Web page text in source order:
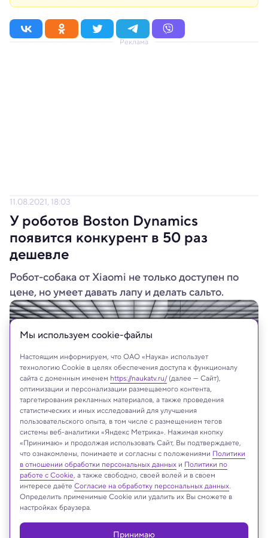
Реклама
11.08.2021, 18:03
У роботов Boston Dynamics
появится конкурент в 50 раз
дешевле
Робот-собака от Xiaomi не только доступен по
цене, но умеет давать лапу и делать сальто.
На сайте могут быть использованы материалы
интернет-ресурсов Facebook и Instagram,
владельцем которых является компания Meta
Platforms Inc., запрещённая на территории
Мы используем сookie-файлы
Принимаю
Настоящим информируем, что ОАО «Наука» использует
технологию Cookie в целях обеспечения доступа к функционалу
сайта с доменным именем https://naukatv.ru/(далее — Сайт),
оптимизации и персонализации размещаемого контента,
таргетирования рекламных материалов, а также проведения
статистических и иных исследований для улучшения
пользовательского опыта, в том числе с размещением тегов
системы веб-аналитики «Яндекс Метрика». Нажимая кнопку
«Принимаю» и продолжая использовать Сайт, Вы подтверждаете,
что ознакомлены, понимаете и согласны с положениями Политики
в отношении обработки персональных данных и Политики по
работе с Cookie, а также свободно, своей волей и в своем
интересе даёте Согласие на обработку персональных данных.
Определить применимые Cookie или удалить их Вы сможете в
настройках браузера.